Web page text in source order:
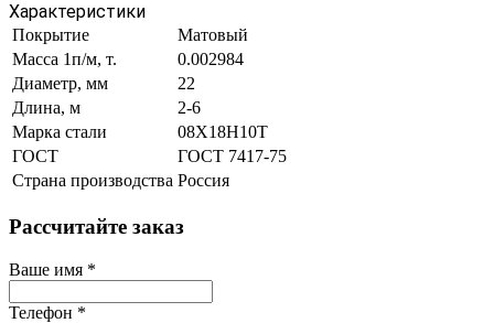
Характеристики
Покрытие
Матовый
Масса 1п/м, т.
0.002984
Диаметр, мм
22
Длина, м
2-6
Марка стали
08Х18Н10Т
ГОСТ
ГОСТ 7417-75
Страна производства Россия
Рассчитайте заказ
Ваше имя *
Телефон *